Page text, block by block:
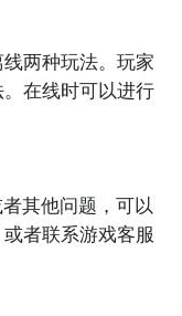
两种玩法。玩家
在线时可以进行
其他问题，可以
者联系游戏客服